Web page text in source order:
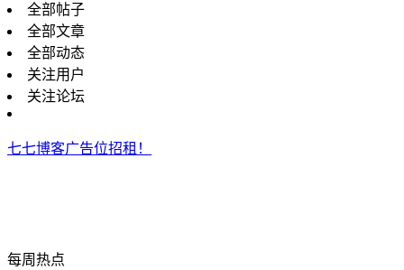
全部帖子
全部文章
全部动态
关注用户
关注论坛
七七博客广告位招租！
每周热点